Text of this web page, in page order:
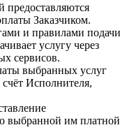
предоставляются
Заказчиком.
и правилами подачи
услугу через
сервисов.
выбранных услуг
Исполнителя,
выбранной им платной